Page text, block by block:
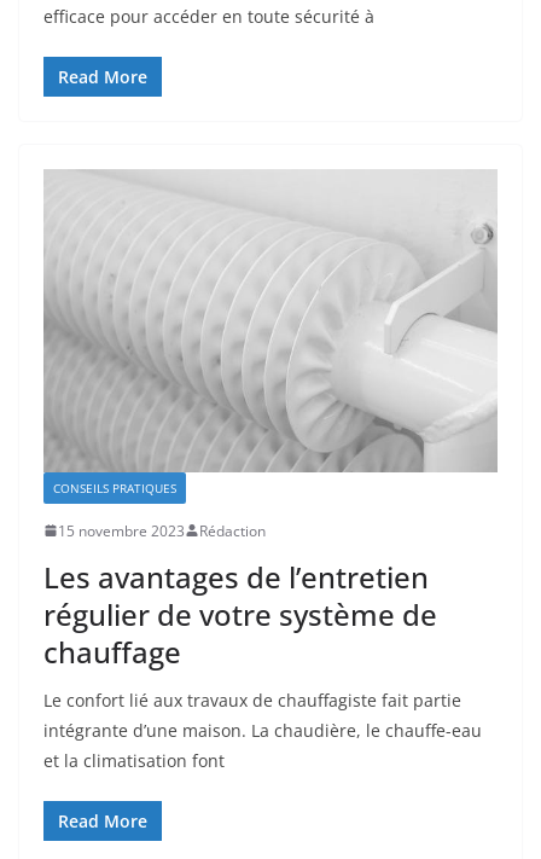
efficace pour accéder en toute sécurité à
Read More
CONSEILS PRATIQUES
15 novembre 2023 Rédaction
Les avantages de l’entretien
régulier de votre système de
chauffage
Le confort lié aux travaux de chauffagiste fait partie
intégrante d’une maison. La chaudière, le chauffe-eau
et la climatisation font
Read More